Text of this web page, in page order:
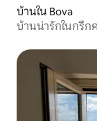
บ้านใน Bova
บ้านน่ารักในกรีก